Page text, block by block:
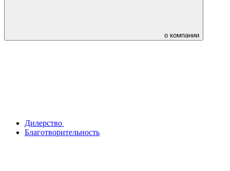
о компании
Дилерство
Благотворительность